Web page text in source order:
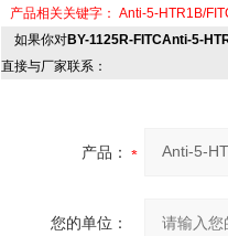
产品相关关键字： Anti-5-HTR1B/
如果你对BY-1125R-FITCAnti-5-
直接与厂家联系：
产品：
您的单位：